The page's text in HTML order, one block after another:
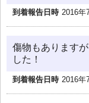
到着報告日時 2016年
傷物もあります
した！
到着報告日時 2016年